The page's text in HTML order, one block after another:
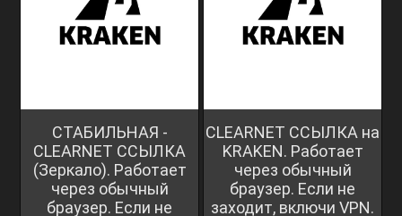
СТАБИЛЬНАЯ -
CLEARNET ССЫЛКА
(Зеркало). Работает
через обычный
браузер. Если не
CLEARNET ССЫЛКА на
KRAKEN. Работает
через обычный
браузер. Если не
заходит, включи VPN.